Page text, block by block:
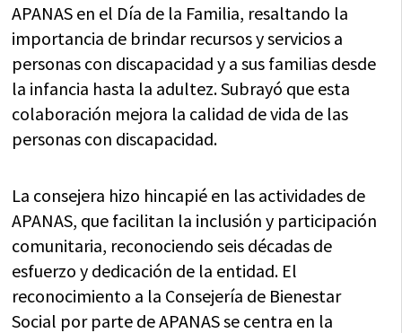
APANAS en el Día de la Familia, resaltando la
importancia de brindar recursos y servicios a
personas con discapacidad y a sus familias desde
la infancia hasta la adultez. Subrayó que esta
colaboración mejora la calidad de vida de las
personas con discapacidad.
La consejera hizo hincapié en las actividades de
APANAS, que facilitan la inclusión y participación
comunitaria, reconociendo seis décadas de
esfuerzo y dedicación de la entidad. El
reconocimiento a la Consejería de Bienestar
Social por parte de APANAS se centra en la